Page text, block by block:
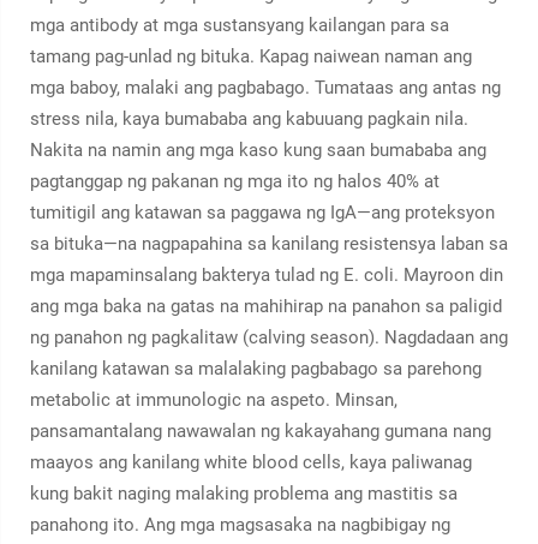
mga antibody at mga sustansyang kailangan para sa
tamang pag-unlad ng bituka. Kapag naiwean naman ang
mga baboy, malaki ang pagbabago. Tumataas ang antas ng
stress nila, kaya bumababa ang kabuuang pagkain nila.
Nakita na namin ang mga kaso kung saan bumababa ang
pagtanggap ng pakanan ng mga ito ng halos 40% at
tumitigil ang katawan sa paggawa ng IgA—ang proteksyon
sa bituka—na nagpapahina sa kanilang resistensya laban sa
mga mapaminsalang bakterya tulad ng E. coli. Mayroon din
ang mga baka na gatas na mahihirap na panahon sa paligid
ng panahon ng pagkalitaw (calving season). Nagdadaan ang
kanilang katawan sa malalaking pagbabago sa parehong
metabolic at immunologic na aspeto. Minsan,
pansamantalang nawawalan ng kakayahang gumana nang
maayos ang kanilang white blood cells, kaya paliwanag
kung bakit naging malaking problema ang mastitis sa
panahong ito. Ang mga magsasaka na nagbibigay ng